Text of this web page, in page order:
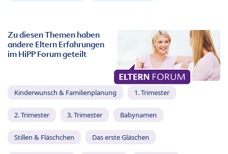
Zu diesen Themen haben
andere Eltern Erfahrungen
im HiPP Forum geteilt
Kinderwunsch & Familienplanung 1. Trimester
2. Trimester 3. Trimester Babynamen
Stillen & Fläschchen Das erste Gläschen